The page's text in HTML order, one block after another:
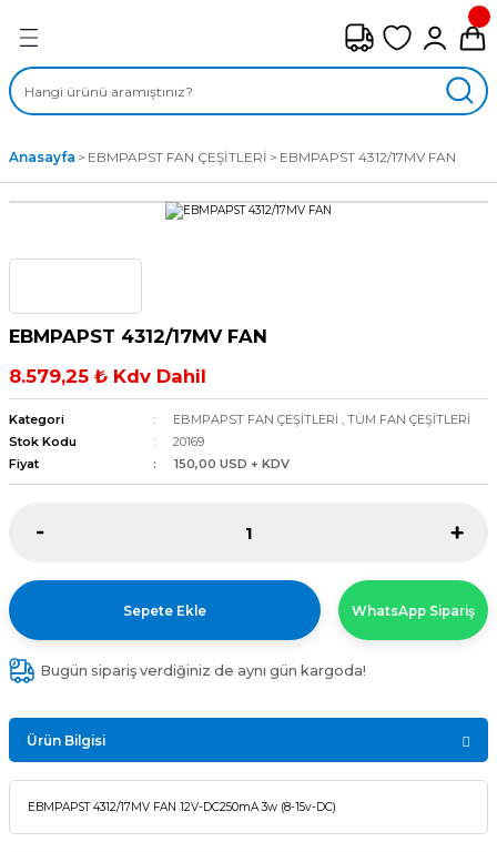
ÇEŞİTLERİ
FANLAR
FANLAR
Anasayfa EBMPAPST FAN ÇEŞİTLERİ EBMPAPST 4312/17MV FAN
EBMPAPST 4312/17MV FAN
8.579,25 ₺ Kdv Dahil
Kategori EBMPAPST FAN ÇEŞİTLERİ , TÜM FAN ÇEŞİTLERİ
Stok Kodu
20169
Fiyat
150,00 USD + KDV
Sepete Ekle WhatsApp Sipariş
Bugün sipariş verdiğiniz de aynı gün kargoda!
Ürün Bilgisi
EBMPAPST 4312/17MV FAN 12V-DC250mA 3w (8-15v-DC)